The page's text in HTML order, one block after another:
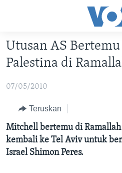
Akses
Lanjut
ke
Konten
Lanjut
Navigasi
Utama
Lanjut
VIDEO
POLYGRAPH
DAFTAR PROGRAM
Learning English
Utusan AS
Palestina di
07/05/2010
Teruskan
Mitchell bertemu di
kembali ke Tel Aviv untuk
Israel Shimon Peres.